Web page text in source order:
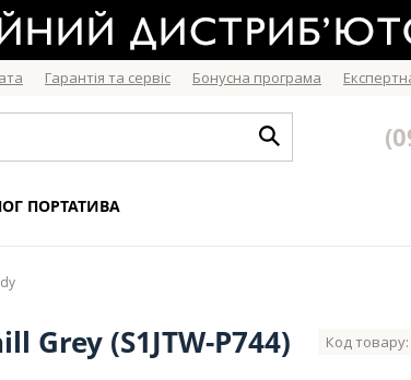
Гарантія та сервіс Бонусна програма
ПОРТАТИВА
Grey (S1JTW-P744) Код товару: